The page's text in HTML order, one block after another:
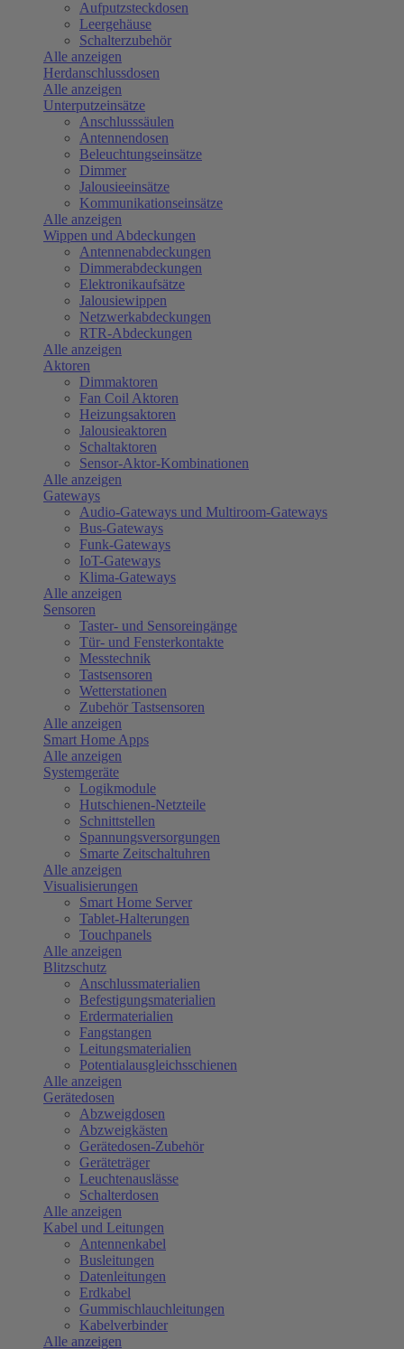
Aufputzsteckdosen
Leergehäuse
Schalterzubehör
Alle anzeigen
Herdanschlussdosen
Alle anzeigen
Unterputzeinsätze
Anschlusssäulen
Antennendosen
Beleuchtungseinsätze
Dimmer
Jalousieeinsätze
Kommunikationseinsätze
Alle anzeigen
Wippen und Abdeckungen
Antennenabdeckungen
Dimmerabdeckungen
Elektronikaufsätze
Jalousiewippen
Netzwerkabdeckungen
RTR-Abdeckungen
Alle anzeigen
Aktoren
Dimmaktoren
Fan Coil Aktoren
Heizungsaktoren
Jalousieaktoren
Schaltaktoren
Sensor-Aktor-Kombinationen
Alle anzeigen
Gateways
Audio-Gateways und Multiroom-Gateways
Bus-Gateways
Funk-Gateways
IoT-Gateways
Klima-Gateways
Alle anzeigen
Sensoren
Taster- und Sensoreingänge
Tür- und Fensterkontakte
Messtechnik
Tastsensoren
Wetterstationen
Zubehör Tastsensoren
Alle anzeigen
Smart Home Apps
Alle anzeigen
Systemgeräte
Logikmodule
Hutschienen-Netzteile
Schnittstellen
Spannungsversorgungen
Smarte Zeitschaltuhren
Alle anzeigen
Visualisierungen
Smart Home Server
Tablet-Halterungen
Touchpanels
Alle anzeigen
Blitzschutz
Anschlussmaterialien
Befestigungsmaterialien
Erdermaterialien
Fangstangen
Leitungsmaterialien
Potentialausgleichsschienen
Alle anzeigen
Gerätedosen
Abzweigdosen
Abzweigkästen
Gerätedosen-Zubehör
Geräteträger
Leuchtenauslässe
Schalterdosen
Alle anzeigen
Kabel und Leitungen
Antennenkabel
Busleitungen
Datenleitungen
Erdkabel
Gummischlauchleitungen
Kabelverbinder
Alle anzeigen